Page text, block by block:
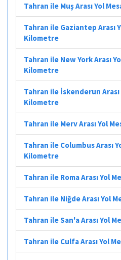
Tahran ile Muş Arası Yol
Tahran ile Gaziantep Arası
Kilometre
Tahran ile New York Arası
Kilometre
Tahran ile İskenderun Arası
Kilometre
Tahran ile Merv Arası Yol
Tahran ile Columbus Arası
Kilometre
Tahran ile Roma Arası Yol
Tahran ile Niğde Arası Yol
Tahran ile San'a Arası Yol
Tahran ile Culfa Arası Yol